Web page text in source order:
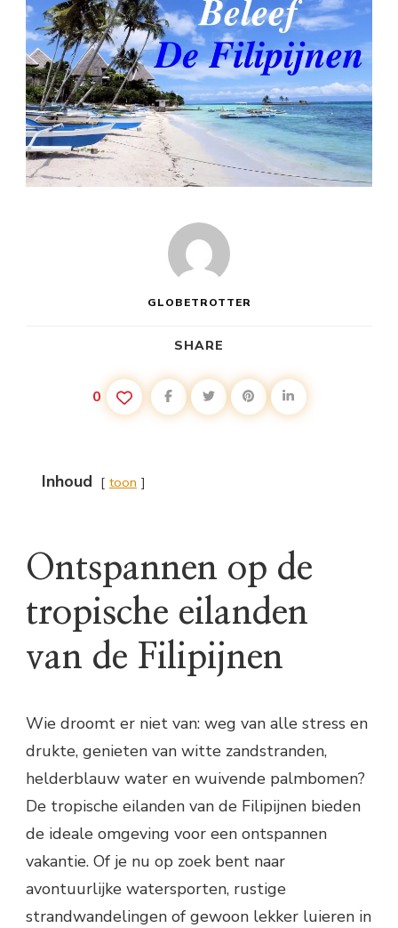
GLOBETROTTER
SHARE
0
Inhoud toon
Ontspannen op de
tropische eilanden
van de Filipijnen
Wie droomt er niet van: weg van alle stress en
drukte, genieten van witte zandstranden,
helderblauw water en wuivende palmbomen?
De tropische eilanden van de Filipijnen bieden
de ideale omgeving voor een ontspannen
vakantie. Of je nu op zoek bent naar
avontuurlijke watersporten, rustige
strandwandelingen of gewoon lekker luieren in